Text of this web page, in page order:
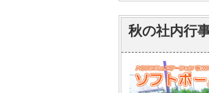
秋の社内行